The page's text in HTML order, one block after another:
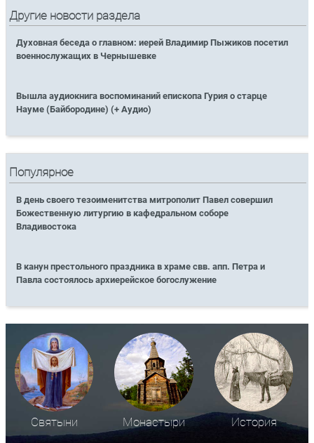
Другие новости раздела
Духовная беседа о главном: иерей Владимир Пыжиков посетил
военнослужащих в Чернышевке
Вышла аудиокнига воспоминаний епископа Гурия о старце
Науме (Байбородине) (+ Аудио)
Популярное
В день своего тезоименитства митрополит Павел совершил
Божественную литургию в кафедральном соборе
Владивостока
В канун престольного праздника в храме свв. апп. Петра и
Павла состоялось архиерейское богослужение
Святыни Монастыри История